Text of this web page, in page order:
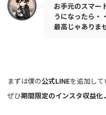
お手元のスマー
うになったら・
最高じゃありま
まずは僕の公式LINEを追加して
ぜひ期間限定のインスタ収益化